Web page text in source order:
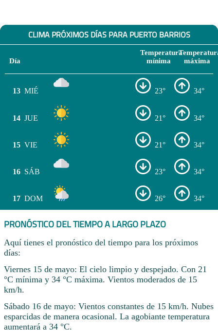
CLIMA PRÓXIMOS DÍAS PARA PUERTO BARRIOS
Día
Temperatura
mínima
máxima
13 MIÉ 23° 34°
14 JUE 21° 34°
15 VIE 21° 34°
16 SÁB 23° 34°
17 DOM 26° 34°
PRONÓSTICO DEL TIEMPO A LARGO PLAZO
Aquí tienes el pronóstico del tiempo para los próximos
días:
Viernes 15 de mayo: El cielo limpio y despejado. Con 21
°C mínima y 34 °C máxima. Vientos moderados de 15
km/h.
Sábado 16 de mayo: Vientos constantes de 15 km/h. Nubes
esparcidas de manera ocasional. La agobiante temperatura
aumentará a 34 °C.